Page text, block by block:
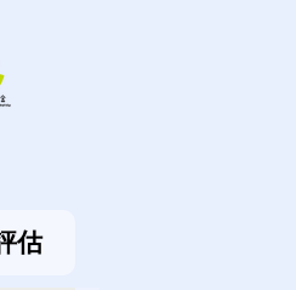
估